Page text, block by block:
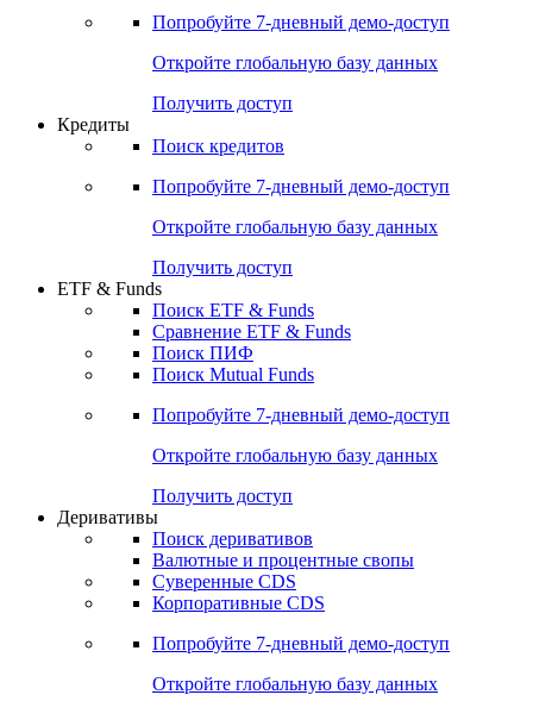
Попробуйте 7-дневный демо-доступ
Откройте глобальную базу данных
Получить доступ
Кредиты
Поиск кредитов
Попробуйте 7-дневный демо-доступ
Откройте глобальную базу данных
Получить доступ
ETF & Funds
Поиск ETF & Funds
Сравнение ETF & Funds
Поиск ПИФ
Поиск Mutual Funds
Попробуйте 7-дневный демо-доступ
Откройте глобальную базу данных
Получить доступ
Деривативы
Поиск деривативов
Валютные и процентные свопы
Суверенные CDS
Корпоративные CDS
Попробуйте 7-дневный демо-доступ
Откройте глобальную базу данных